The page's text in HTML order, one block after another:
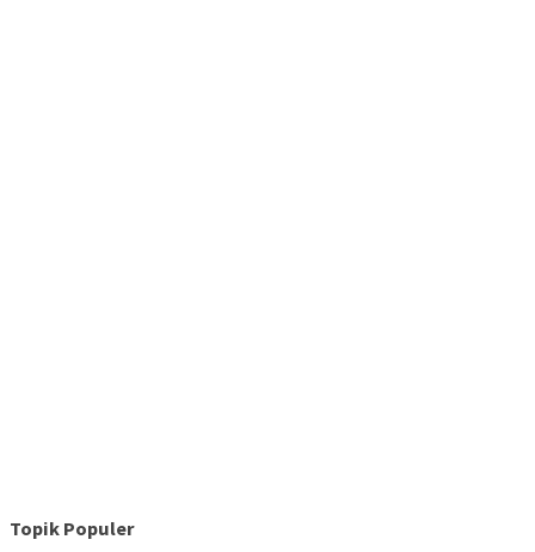
Topik Populer